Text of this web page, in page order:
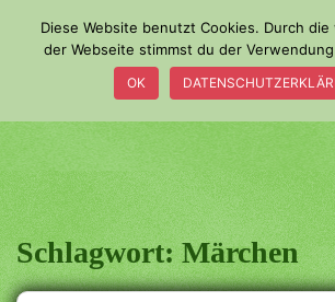
m
a
i
n
c
o
Schlagwort:Märchen
Diese Website benutzt Cookies. Durch
der Webseite stimmst du der
OK